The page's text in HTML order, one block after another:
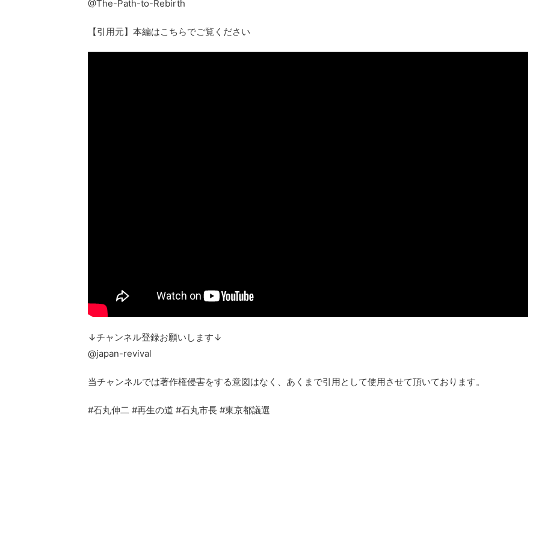
@The-Path-to-Rebirth
【引用元】本編はこちらでご覧ください
↓チャンネル登録お願いします↓
@japan-revival
当チャンネルでは著作権侵害をする意図はなく、あくまで引用として使用させて頂いております。
#石丸伸二 #再生の道 #石丸市長 #東京都議選